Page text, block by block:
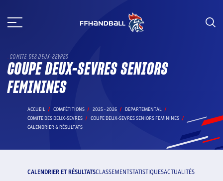
au
COMITE DES DEUX-SEVRES
COUPE DEUX-SEVRES SENIORS
FEMININES
ACCUEIL COMPÉTITIONS 2025 - 2026
DEPARTEMENTAL
COMITE DES DEUX-SEVRES
COUPE DEUX-SEVRES SENIORS FEMININES
CALENDRIER & RÉSULTATS
CALENDRIER ET RÉSULTATSCLASSEMENTSTATISTIQUESACTUALITÉS